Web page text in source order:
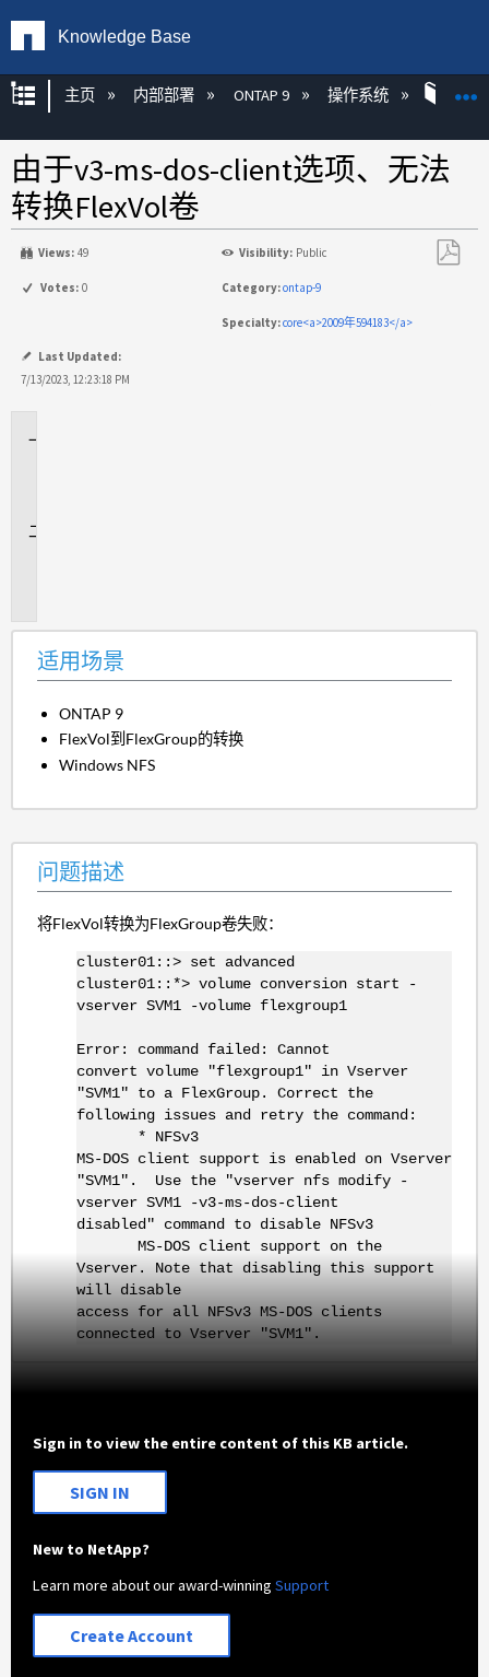
Knowledge Base
扩展/隐缩全局层次
主页 内部部署 ONTAP 9 操作系统
由于v3-ms-dos-client选项、无法
转换FlexVol卷
Views: 49 Visibility: Public
Votes: 0 Category:ontap-9
Specialty:core<a>2009年594183</a>
Last Updated:
7/13/2023, 12:23:18 PM
适用场景
ONTAP 9
FlexVol到FlexGroup的转换
Windows NFS
问题描述
将FlexVol转换为FlexGroup卷失败：
cluster01::> set advanced
cluster01::*> volume conversion start -
vserver SVM1 -volume flexgroup1
Error: command failed: Cannot
convert volume "flexgroup1" in Vserver
"SVM1" to a FlexGroup. Correct the
following issues and retry the command:
* NFSv3
MS-DOS client support is enabled on Vserver
"SVM1". Use the "vserver nfs modify -
vserver SVM1 -v3-ms-dos-client
disabled" command to disable NFSv3
MS-DOS client support on the
Vserver. Note that disabling this support
will disable
access for all NFSv3 MS-DOS clients
connected to Vserver "SVM1".
Sign in to view the entire content of this KB article.
SIGN IN
New to NetApp?
Learn more about our award-winningSupport
Create Account